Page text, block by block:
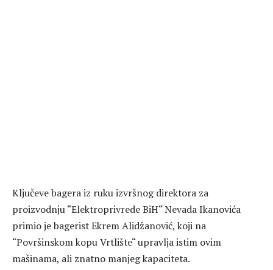
Ključeve bagera iz ruku izvršnog direktora za
proizvodnju “Elektroprivrede BiH“ Nevada Ikanovića
primio je bagerist Ekrem Alidžanović, koji na
“Površinskom kopu Vrtlište“ upravlja istim ovim
mašinama, ali znatno manjeg kapaciteta.